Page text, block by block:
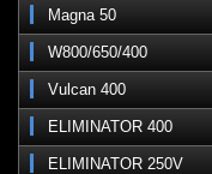
Magna 50
W800/650/400
Vulcan 400
ELIMINATOR 400
ELIMINATOR 250V